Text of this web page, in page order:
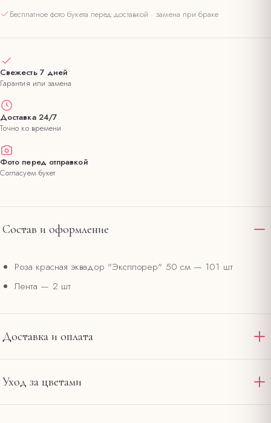
Бесплатное фото букета перед доставкой · замена при браке
Свежесть 7 дней
Гарантия или замена
Доставка 24/7
Точно ко времени
Фото перед отправкой
Согласуем букет
Состав и оформление
Роза красная эквадор "Эксплорер" 50 см — 101 шт
Лента — 2 шт
Доставка и оплата
Доставляем по Омску и области круглосуточно. Стандартная
Уход за цветами